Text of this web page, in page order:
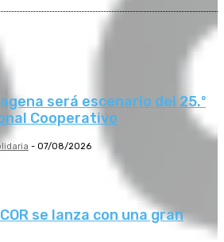
será escenario del 25.º
Cooperativo
- 07/08/2026
se lanza con una gran